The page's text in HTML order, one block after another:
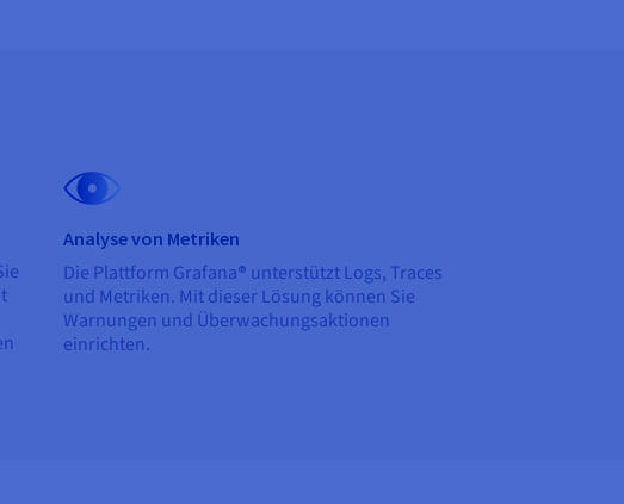
Analyse von Metriken
Die Plattform Grafana® unterstützt Logs, Traces
und Metriken. Mit dieser Lösung können Sie
Warnungen und Überwachungsaktionen
einrichten.